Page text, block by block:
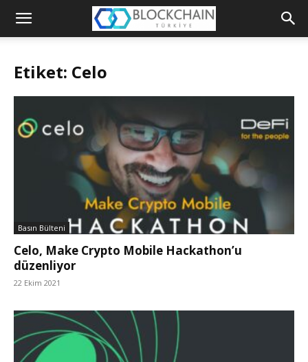
Blockchain
Etiket: Celo
Basın Bülteni
Celo, Make Crypto Mobile Hackathon’u
düzenliyor
22 Ekim 2021